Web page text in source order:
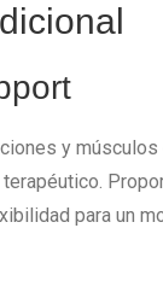
y
para un